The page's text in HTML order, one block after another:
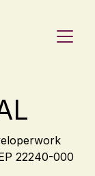
22240-000